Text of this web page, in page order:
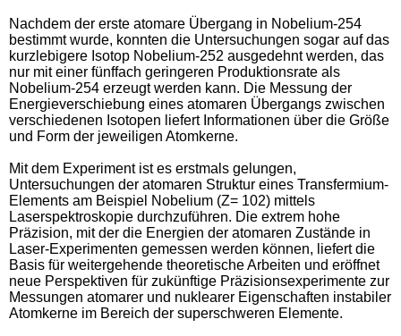
Nachdem der erste atomare Übergang in Nobelium-254
bestimmt wurde, konnten die Untersuchungen sogar auf das
kurzlebigere Isotop Nobelium-252 ausgedehnt werden, das
nur mit einer fünffach geringeren Produktionsrate als
Nobelium-254 erzeugt werden kann. Die Messung der
Energieverschiebung eines atomaren Übergangs zwischen
verschiedenen Isotopen liefert Informationen über die Größe
und Form der jeweiligen Atomkerne.
Mit dem Experiment ist es erstmals gelungen,
Untersuchungen der atomaren Struktur eines Transfermium-
Elements am Beispiel Nobelium (Z= 102) mittels
Laserspektroskopie durchzuführen. Die extrem hohe
Präzision, mit der die Energien der atomaren Zustände in
Laser-Experimenten gemessen werden können, liefert die
Basis für weitergehende theoretische Arbeiten und eröffnet
neue Perspektiven für zukünftige Präzisionsexperimente zur
Messungen atomarer und nuklearer Eigenschaften instabiler
Atomkerne im Bereich der superschweren Elemente.